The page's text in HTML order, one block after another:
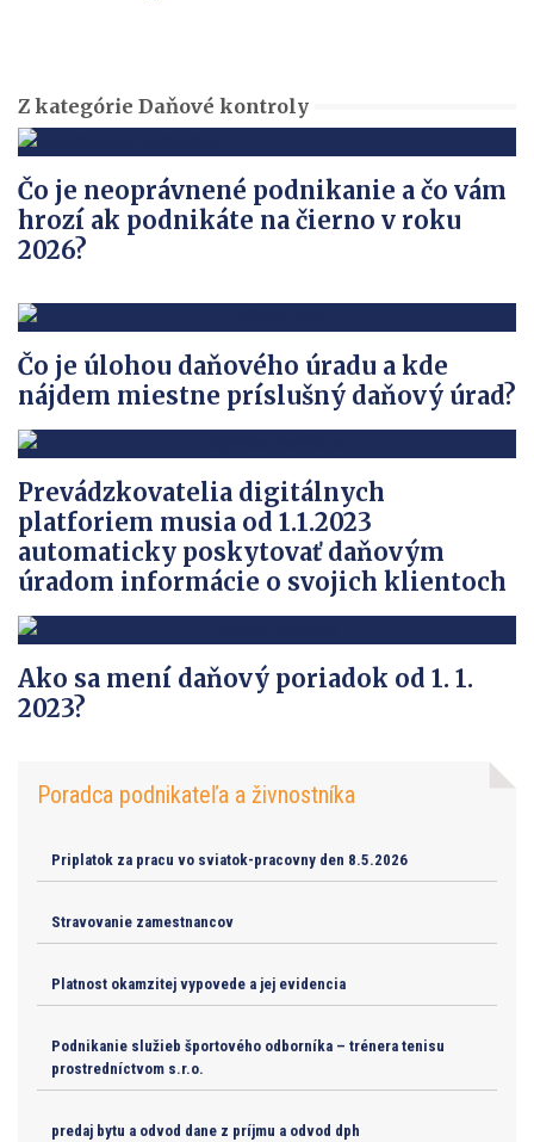
Z kategórie Daňové kontroly
Čo je neoprávnené podnikanie a čo vám
hrozí ak podnikáte na čierno v roku
2026?
Čo je úlohou daňového úradu a kde
nájdem miestne príslušný daňový úrad?
Prevádzkovatelia digitálnych
platforiem musia od 1.1.2023
automaticky poskytovať daňovým
úradom informácie o svojich klientoch
Ako sa mení daňový poriadok od 1. 1.
2023?
Poradca podnikateľa a živnostníka
Priplatok za pracu vo sviatok-pracovny den 8.5.2026
Stravovanie zamestnancov
Platnost okamzitej vypovede a jej evidencia
Podnikanie služieb športového odborníka – trénera tenisu
prostredníctvom s.r.o.
predaj bytu a odvod dane z príjmu a odvod dph